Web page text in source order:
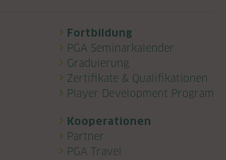
Fortbildung
PGA Seminarkalender
Graduierung
Zertifikate & Qualifikationen
Player Development Program
Kooperationen
Partner
PGA Travel